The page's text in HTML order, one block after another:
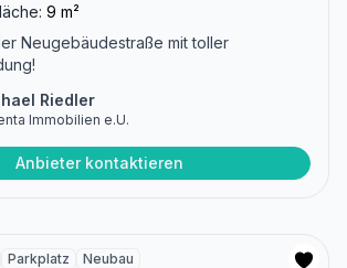
9 m²
Neugebäudestraße mit toller
Riedler
Immobilien e.U.
Anbieter kontaktieren
Parkplatz Neubau